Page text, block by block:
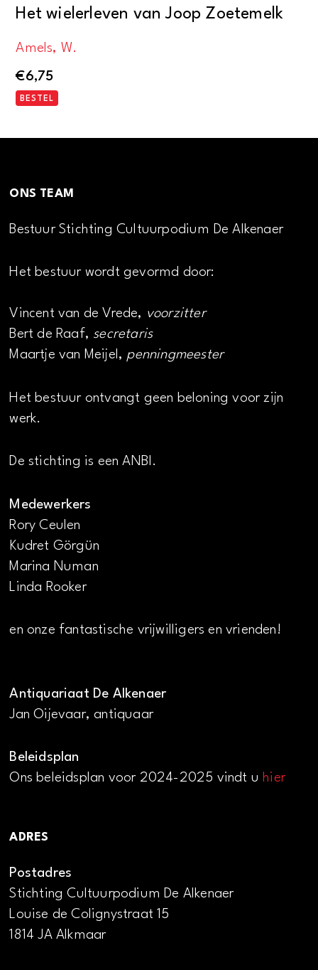
Het wielerleven van Joop Zoetemelk
Amels, W.
€6,75
BESTEL
ONS TEAM
Bestuur Stichting Cultuurpodium De Alkenaer
Het bestuur wordt gevormd door:
Vincent van de Vrede, voorzitter
Bert de Raaf, secretaris
Maartje van Meijel, penningmeester
Het bestuur ontvangt geen beloning voor zijn
werk.
De stichting is een ANBI.
Medewerkers
Rory Ceulen
Kudret Görgün
Marina Numan
Linda Rooker
en onze fantastische vrijwilligers en vrienden!
Antiquariaat De Alkenaer
Jan Oijevaar, antiquaar
Beleidsplan
Ons beleidsplan voor 2024-2025 vindt uhier
ADRES
Postadres
Stichting Cultuurpodium De Alkenaer
Louise de Colignystraat 15
1814 JA Alkmaar